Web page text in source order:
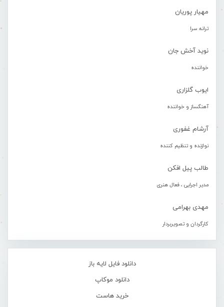
مهیار پوریان
ترانه سرا
نوید آخش جان
خواننده
ایوب گلزاری
آهنگساز و خواننده
آرشام غفوری
نوازنده و تنظیم کننده
طالب پیل افکن
مدیر اجرایی ، فعال هنری
مهدی بهرامی
کارگردان و تصویربردار
دانلود فایل لایه باز
دانلود موکاپ
خرید هاست